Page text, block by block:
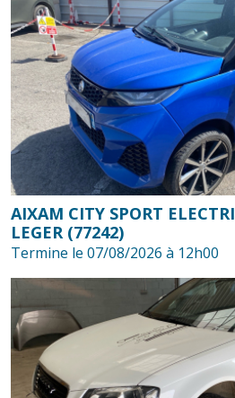
AIXAM CITY SPORT
LEGER (77242)
Termine le 07/08/2026 à 12h00